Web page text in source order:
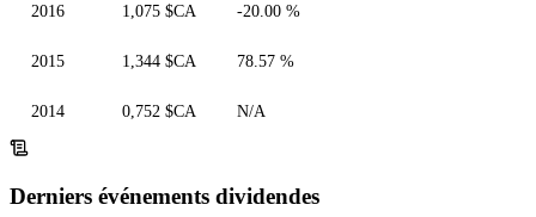
2016 1,075 $CA -20.00 %
2015 1,344 $CA 78.57 %
2014 0,752 $CA N/A
Derniers événements dividendes